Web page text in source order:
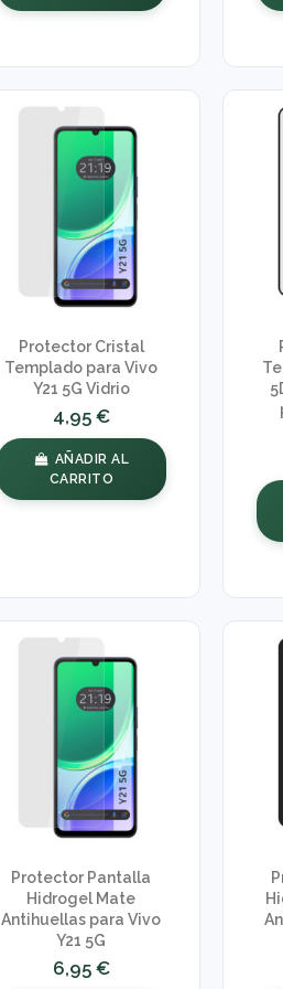
Protector Cristal
Templado para Vivo
Y21 5G Vidrio
4,95 €
AÑADIR AL
CARRITO
Protector Pantalla
Hidrogel Mate
Antihuellas para Vivo
Y21 5G
6,95 €